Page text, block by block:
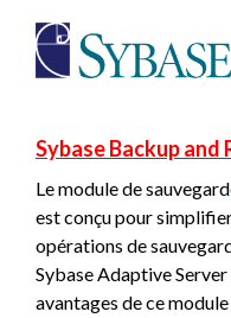
Sybase Backup and
Le module de
est conçu pour
opérations de
Sybase Adaptive Server
avantages de ce